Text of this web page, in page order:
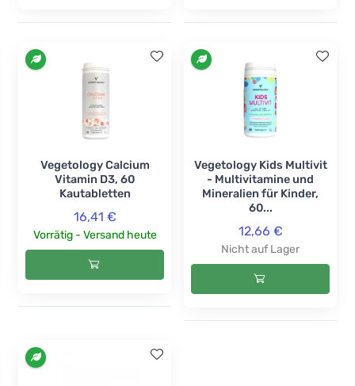
Vegetology Calcium
Vitamin D3, 60
Kautabletten
16,41 €
Vorrätig - Versand heute
Vegetology Kids Multivit
- Multivitamine und
Mineralien für Kinder,
60...
12,66 €
Nicht auf Lager